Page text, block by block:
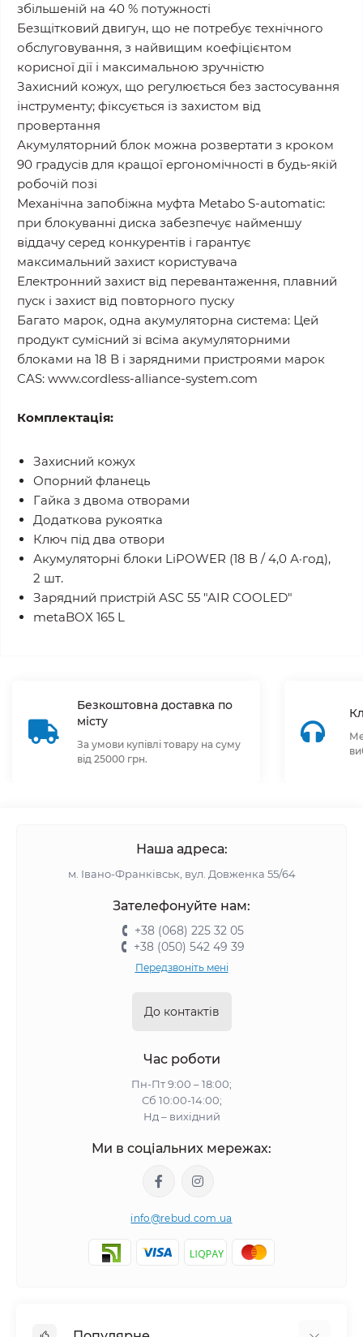
збільшеній на 40 % потужності
Безщітковий двигун, що не потребує технічного
обслуговування, з найвищим коефіцієнтом
корисної дії і максимальною зручністю
Захисний кожух, що регулюється без застосування
інструменту; фіксується із захистом від
провертання
Акумуляторний блок можна розвертати з кроком
90 градусів для кращої ергономічності в будь-якій
робочій позі
Механічна запобіжна муфта Metabo S-automatіc:
при блокуванні диска забезпечує найменшу
віддачу серед конкурентів і гарантує
максимальний захист користувача
Електронний захист від перевантаження, плавний
пуск і захист від повторного пуску
Багато марок, одна акумуляторна система: Цей
продукт сумісний зі всіма акумуляторними
блоками на 18 В і зарядними пристроями марок
CAS: www.cordless-alliance-system.com
Комплектація:
Захисний кожух
Опорний фланець
Гайка з двома отворами
Додаткова рукоятка
Ключ під два отвори
Акумуляторні блоки LiPOWER (18 В / 4,0 А·год),
2 шт.
Зарядний пристрій ASC 55 "AIR COOLED"
metaBOX 165 L
Безкоштовна доставка по
місту
За умови купівлі товару на суму
від 25000 грн.
Наша адреса:
м. Івано-Франківськ, вул. Довженка 55/64
Зателефонуйте нам:
+38 (068) 225 32 05
+38 (050) 542 49 39
Передзвоніть мені
До контактів
Час роботи
Пн-Пт 9:00 – 18:00;
Сб 10:00-14:00;
Нд – вихідний
Ми в соціальних мережах:
info@rebud.com.ua